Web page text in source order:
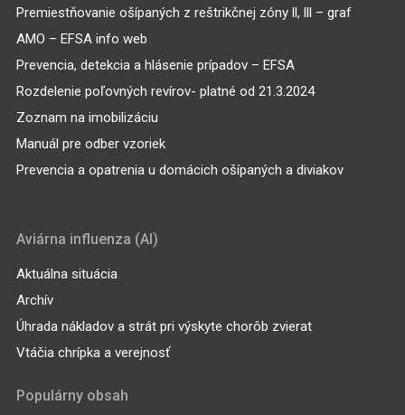
Premiestňovanie ošípaných z reštrikčnej zóny ll, lll – graf
AMO – EFSA info web
Prevencia, detekcia a hlásenie prípadov – EFSA
Rozdelenie poľovných revírov- platné od 21.3.2024
Zoznam na imobilizáciu
Manuál pre odber vzoriek
Prevencia a opatrenia u domácich ošípaných a diviakov
Aviárna influenza (AI)
Aktuálna situácia
Archív
Úhrada nákladov a strát pri výskyte chorôb zvierat
Vtáčia chrípka a verejnosť
Populárny obsah